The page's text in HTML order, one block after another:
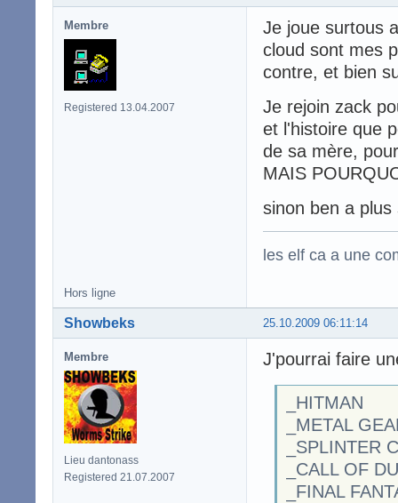
Membre
Registered 13.04.2007
Je joue surtous
cloud sont mes
contre, et bien
Je rejoin zack
et l'histoire que
de sa mère,
MAIS
sinon ben a
les elf ca a une
Hors ligne
25.10.2009 06:11:14
Showbeks
Membre
Lieu dantonass
Registered 21.07.2007
J'pourrai faire
_HITMAN
_METAL
_SPLINTER
_CALL OF
_FINAL